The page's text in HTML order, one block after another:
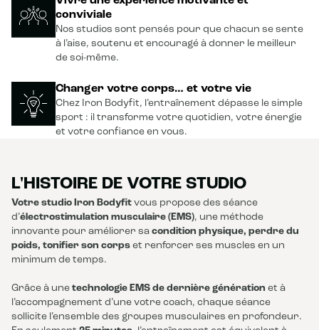
conviviale
Nos studios sont pensés pour que chacun se sente
à l’aise, soutenu et encouragé à donner le meilleur
de soi-même.
Changer votre corps… et votre vie
Chez Iron Bodyfit, l’entraînement dépasse le simple
sport : il transforme votre quotidien, votre énergie
et votre confiance en vous.
L'HISTOIRE DE VOTRE STUDIO
Votre studio Iron Bodyfit vous propose des séance
d’électrostimulation musculaire (EMS), une méthode
innovante pour améliorer sa condition physique, perdre du
poids, tonifier son corps et renforcer ses muscles en un
minimum de temps.
Grâce à une technologie EMS de dernière génération et à
l’accompagnement d’une votre coach, chaque séance
sollicite l’ensemble des groupes musculaires en profondeur.